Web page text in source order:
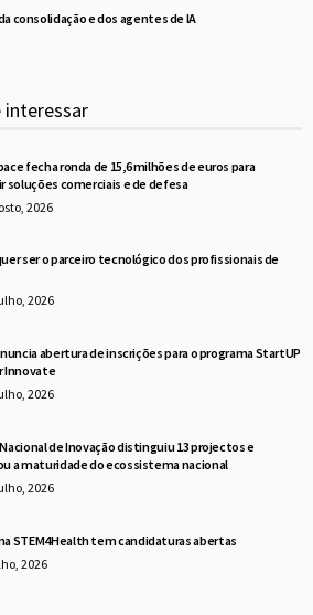
consolidação e dos agentes de IA
interessar
fecha ronda de 15,6 milhões de euros para
soluções comerciais e de defesa
2026
ser o parceiro tecnológico dos profissionais de
2026
abertura de inscrições para o programa StartUP
Innovate
2026
de Inovação distinguiu 13 projectos e
a maturidade do ecossistema nacional
2026
STEM4Health tem candidaturas abertas
2026